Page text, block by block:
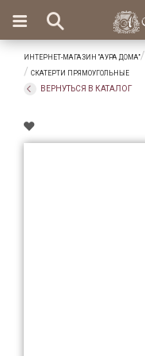
Вход
Избранное
×
Салоны
Доставка
Оплата
Ароматы
ИНТЕРНЕТ-МАГАЗИН "АУРА ДОМА"
СКАТЕРТИ ПРЯМОУГОЛЬНЫЕ
ВЕРНУТЬСЯ В КАТАЛОГ